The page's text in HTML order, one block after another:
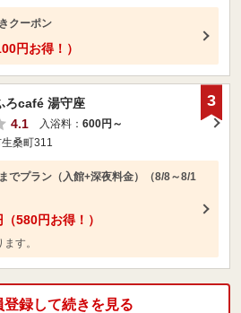
クーポン
円お得！）
ろcafé 湯守座
4.1
入浴料： 600円～
桑町311
でプラン（入館+深夜料金）（8/8～8/1
580円お得！）
す。
3
登録して続きを見る